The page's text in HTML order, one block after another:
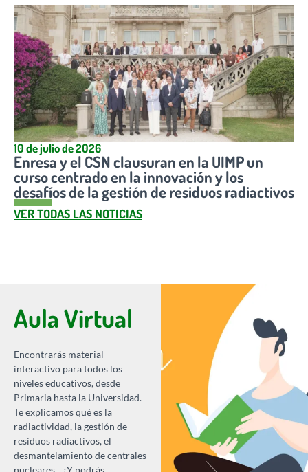
10 de julio de 2026
Enresa y el CSN clausuran en la UIMP un
curso centrado en la innovación y los
desafíos de la gestión de residuos radiactivos
VER TODAS LAS NOTICIAS
Aula Virtual
Encontrarás material
interactivo para todos los
niveles educativos, desde
Primaria hasta la Universidad.
Te explicamos qué es la
radiactividad, la gestión de
residuos radiactivos, el
desmantelamiento de centrales
nucleares... ¡Y podrás